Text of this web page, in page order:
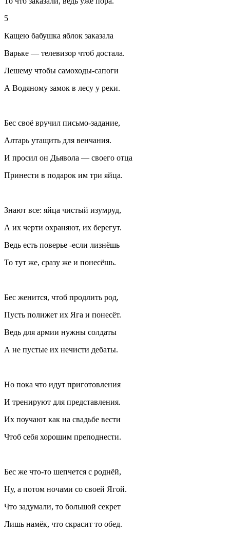
5
Кащею бабушка яблок заказала
Варьке — телевизор чтоб достала.
Лешему чтобы самоходы-сапоги
А Водяному замок в лесу у реки.
Бес своё вручил письмо-задание,
Алтарь утащить для венчания.
И просил он Дьявола — своего отца
Принести в подарок им три яйца.
Знают все: яйца чистый изумруд,
А их черти охраняют, их берегут.
Ведь есть поверье -если лизнёшь
То тут же, сразу же и понесёшь.
Бес женится, чтоб продлить род,
Пусть полижет их Яга и понесёт.
Ведь для армии нужны солдаты
А не пустые их нечисти дебаты.
Но пока что идут приготовления
И тренируют для представления.
Их поучают как на свадьбе вести
Чтоб себя хорошим преподнести.
Бес же что-то шепчется с роднёй,
Ну, а потом ночами со своей Ягой.
Что задумали, то большой секрет
Лишь намёк, что скрасит то обед.